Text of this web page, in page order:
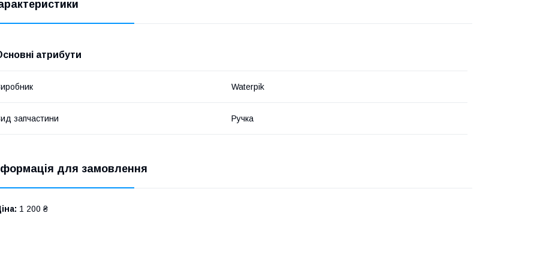
атрибути
Waterpik
запчастини Ручка
для замовлення
1 200 ₴